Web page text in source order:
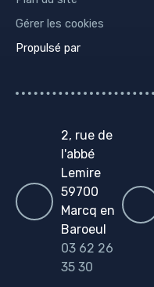
Gérer les cookies
Propulsé par
2, rue de
l'abbé
Lemire
59700
Marcq en
Baroeul
03 62 26
35 30